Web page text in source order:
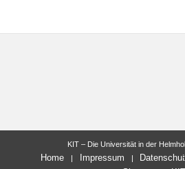
KIT – Die Universität in der
Home Impressum